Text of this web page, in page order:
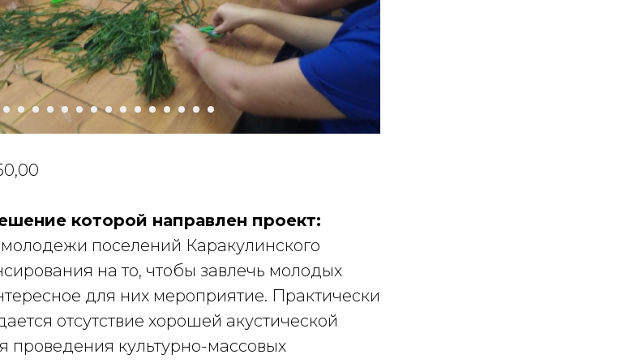
которой направлен проект:
поселений Каракулинского
на то, чтобы завлечь молодых
для них мероприятие. Практически
отсутствие хорошей акустической
проведения культурно-массовых